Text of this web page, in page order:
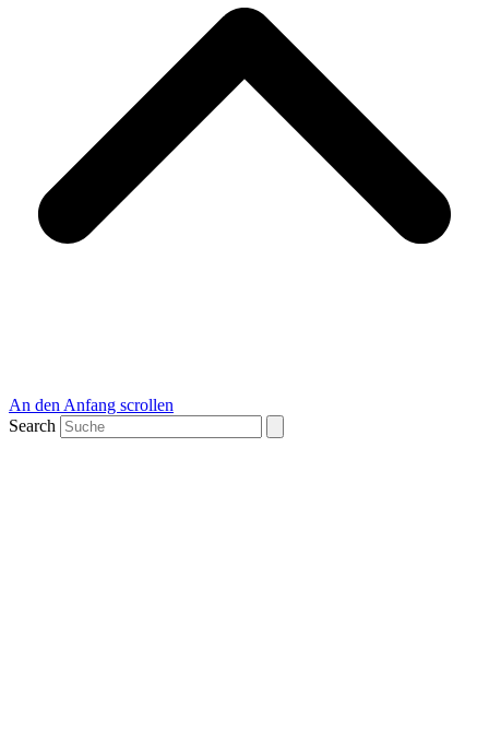
An den Anfang scrollen
Search